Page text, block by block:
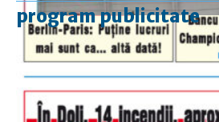
program publicitate
luni-vineri
duminică